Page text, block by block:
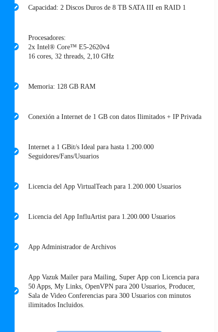
Capacidad: 2 Discos Duros de 8 TB SATA III en RAID 1
Procesadores:
2x Intel® Core™ E5-2620v4
16 cores, 32 threads, 2,10 GHz
Memoria: 128 GB RAM
Conexión a Internet de 1 GB con datos Ilimitados + IP Privada
Internet a 1 GBit/s Ideal para hasta 1.200.000
Seguidores/Fans/Usuarios
Licencia del App VirtualTeach para 1.200.000 Usuarios
Licencia del App InfluArtist para 1.200.000 Usuarios
App Administrador de Archivos
App Vazuk Mailer para Mailing, Super App con Licencia para
50 Apps, My Links, OpenVPN para 200 Usuarios, Producer,
Sala de Video Conferencias para 300 Usuarios con minutos
ilimitados Incluidos.